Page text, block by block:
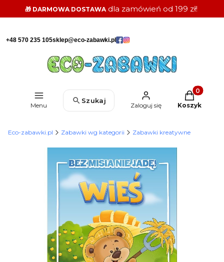
🎁 DARMOWA DOSTAWAdla zamówień od 199 zł!
+48 570 235 105sklep@eco-zabawki.pl
Menu
Szukaj
Zaloguj się
Produkty w
Koszyk
Eco-zabawki.pl Zabawki wg kategorii Zabawki kreatywne